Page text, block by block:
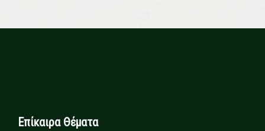
Επίκαιρα Θέματα